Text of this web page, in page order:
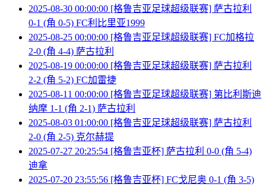
2025-08-30 00:00:00 [格鲁吉亚足球超级联赛] 萨古拉利
0-1 (角 0-5) FC利比里亚1999
2025-08-25 00:00:00 [格鲁吉亚足球超级联赛] FC加格拉
2-0 (角 4-4) 萨古拉利
2025-08-19 00:00:00 [格鲁吉亚足球超级联赛] 萨古拉利
2-2 (角 5-2) FC加雷捷
2025-08-11 00:00:00 [格鲁吉亚足球超级联赛] 第比利斯迪
纳摩 1-1 (角 2-1) 萨古拉利
2025-08-03 01:00:00 [格鲁吉亚足球超级联赛] 萨古拉利
2-0 (角 2-5) 克尔赫提
2025-07-27 20:25:54 [格鲁吉亚杯] 萨古拉利 0-0 (角 5-4)
迪拿
2025-07-20 23:55:56 [格鲁吉亚杯] FC戈尼奥 0-1 (角 3-5)